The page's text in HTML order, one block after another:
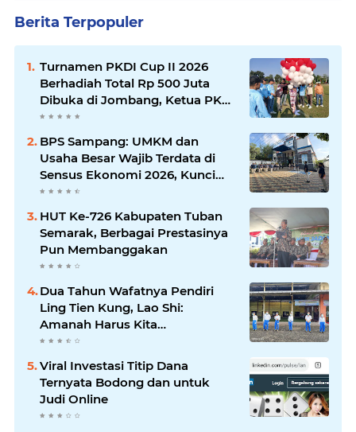
Berita Terpopuler
Turnamen PKDI Cup II 2026
Berhadiah Total Rp 500 Juta
Dibuka di Jombang, Ketua PKDI
Jatim Syaifullah Mahdi: Ajang
Komunikasi Antar-Kades untuk
Memajukan Desa
BPS Sampang: UMKM dan
Usaha Besar Wajib Terdata di
Sensus Ekonomi 2026, Kunci
Kebijakan Tepat Sasaran
HUT Ke-726 Kabupaten Tuban
Semarak, Berbagai Prestasinya
Pun Membanggakan
Dua Tahun Wafatnya Pendiri
Ling Tien Kung, Lao Shi:
Amanah Harus Kita
Laksanakan!
Viral Investasi Titip Dana
Ternyata Bodong dan untuk
Judi Online